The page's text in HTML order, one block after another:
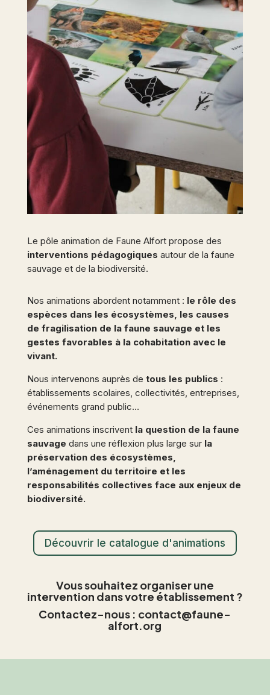
Le pôle animation de Faune Alfort propose des
interventions pédagogiques autour de la faune
sauvage et de la biodiversité.
Nos animations abordent notamment : le rôle des
espèces dans les écosystèmes , les causes
de fragilisation de la faune sauvage et les
gestes favorables à la cohabitation avec le
vivant.
Nous intervenons auprès de tous les publics :
établissements scolaires, collectivités, entreprises,
événements grand public…
Ces animations inscrivent la question de la faune
sauvage dans une réflexion plus large surla
préservation des écosystèmes,
l’aménagement du territoire et les
responsabilités collectives face aux enjeux de
biodiversité.
Découvrir le catalogue d'animations
Vous souhaitez organiser une
intervention dans votre établissement ?
Contactez-nous : contact@faune-
alfort.org